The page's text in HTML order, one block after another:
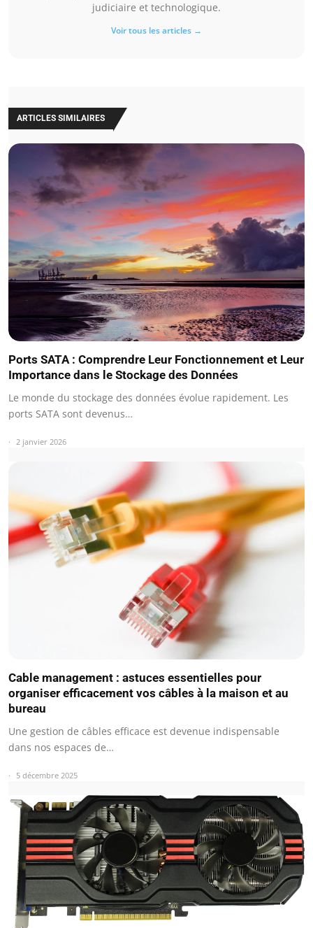
judiciaire et technologique.
Voir tous les articles →
ARTICLES SIMILAIRES
Ports SATA : Comprendre Leur Fonctionnement et Leur
Importance dans le Stockage des Données
Le monde du stockage des données évolue rapidement. Les
ports SATA sont devenus…
2 janvier 2026
Cable management : astuces essentielles pour
organiser efficacement vos câbles à la maison et au
bureau
Une gestion de câbles efficace est devenue indispensable
dans nos espaces de…
5 décembre 2025